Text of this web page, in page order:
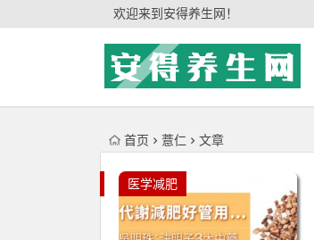
欢迎来到安得养生网！
首页 薏仁 文章
医学减肥